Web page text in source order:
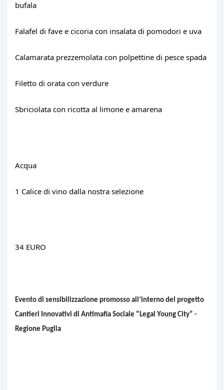
bufala
Falafel di fave e cicoria con insalata di pomodori e uva
Calamarata prezzemolata con polpettine di pesce spada
Filetto di orata con verdure
Sbriciolata con ricotta al limone e amarena
Acqua
1 Calice di vino dalla nostra selezione
34 EURO
Evento di sensibilizzazione promosso all’interno del progetto
Cantieri Innovativi di Antimafia Sociale “Legal Young City” -
Regione Puglia